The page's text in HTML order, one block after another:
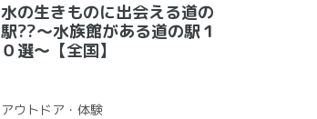
水の生きものに出会える道の
駅??〜水族館がある道の駅１
０選〜【全国】
アウトドア・体験